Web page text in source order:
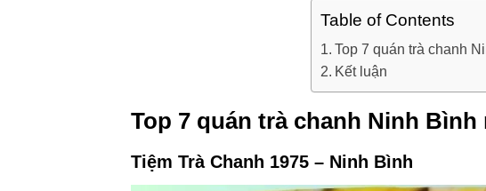
Table of Contents
Top 7 quán trà chanh
Kết luận
Top 7 quán trà chanh Ninh Bình
Tiệm Trà Chanh 1975 – Ninh Bình